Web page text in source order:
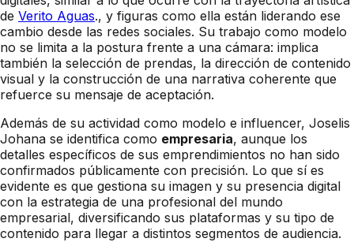
de Verito Aguas., y figuras como ella están liderando ese
cambio desde las redes sociales. Su trabajo como modelo
no se limita a la postura frente a una cámara: implica
también la selección de prendas, la dirección de contenido
visual y la construcción de una narrativa coherente que
refuerce su mensaje de aceptación.
Además de su actividad como modelo e influencer, Joselis
Johana se identifica como empresaria, aunque los
detalles específicos de sus emprendimientos no han sido
confirmados públicamente con precisión. Lo que sí es
evidente es que gestiona su imagen y su presencia digital
con la estrategia de una profesional del mundo
empresarial, diversificando sus plataformas y su tipo de
contenido para llegar a distintos segmentos de audiencia.